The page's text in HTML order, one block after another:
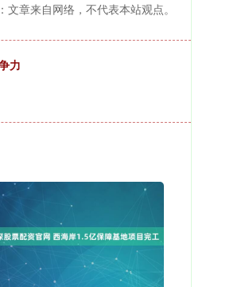
文章来自网络，不代表本站观点。
力